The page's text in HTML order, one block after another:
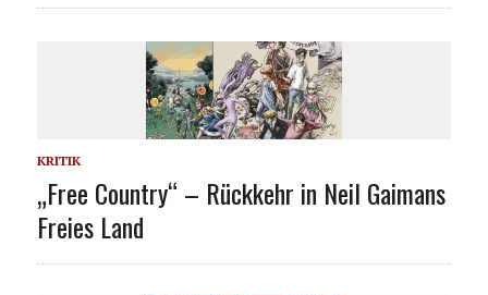
KRITIK
„Free Country“ – Rückkehr in Neil Gaimans
Freies Land